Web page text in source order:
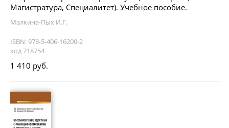
Магистратура, Специалитет). Учебное пособие.
Малкина-Пых И.Г.
ISBN: 978-5-406-16200-2
код 718754
1 410 руб.